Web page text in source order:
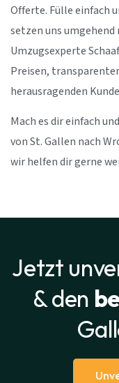
Offerte. Fülle einfach
setzen uns
Umzugsexperte
Preisen,
herausragenden
Mach es dir einfach
von St. Gallen nach
wir helfen dir gerne
Jetzt
& den